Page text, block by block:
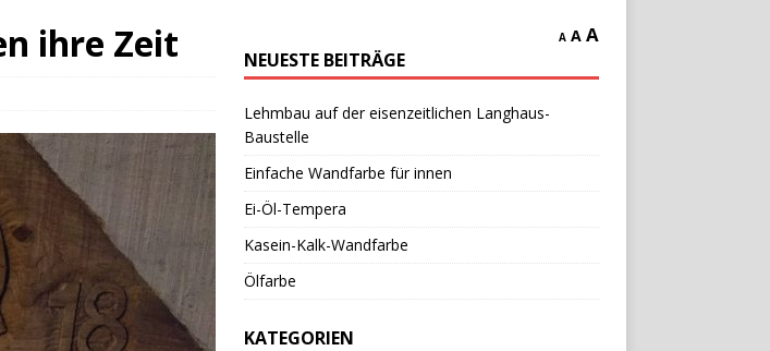
ihre Zeit A A A
NEUESTE BEITRÄGE
Lehmbau auf der eisenzeitlichen Langhaus-
Baustelle
Einfache Wandfarbe für innen
Ei-Öl-Tempera
Kasein-Kalk-Wandfarbe
Ölfarbe
KATEGORIEN